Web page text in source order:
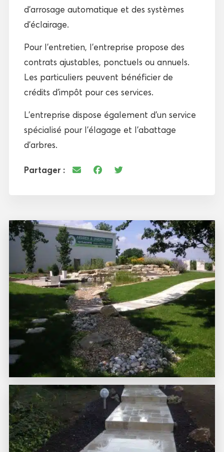
d’arrosage automatique et des systèmes
d’éclairage.
Pour l’entretien, l’entreprise propose des
contrats ajustables, ponctuels ou annuels.
Les particuliers peuvent bénéficier de
crédits d’impôt pour ces services.
L’entreprise dispose également d’un service
spécialisé pour l’élagage et l’abattage
d’arbres.
Partager :